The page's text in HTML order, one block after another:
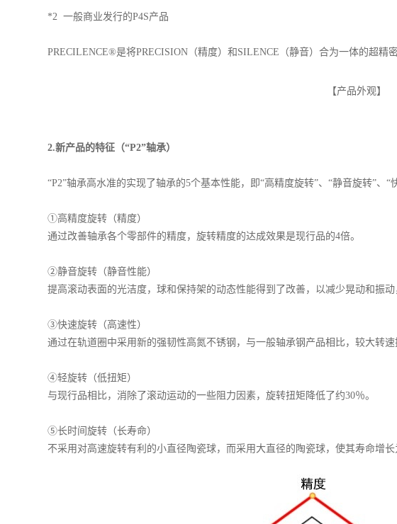
*2 一般商业发行的P4S产品
PRECILENCE®是将PRECISION（精度）和SILENCE（静音）合为一体的超精
【产品外观】
2.新产品的特征（“P2”轴承）
“P2”轴承高水准的实现了轴承的5个基本性能，即“高精度旋转”、“静音旋转”、“
①高精度旋转（精度）
通过改善轴承各个零部件的精度，旋转精度的达成效果是现行品的4倍。
②静音旋转（静音性能）
提高滚动表面的光洁度，球和保持架的动态性能得到了改善，以减少晃动和振动
③快速旋转（高速性）
通过在轨道圈中采用新的强韧性高氮不锈钢，与一般轴承钢产品相比，较大转速
④轻旋转（低扭矩）
与现行品相比，消除了滚动运动的一些阻力因素，旋转扭矩降低了约30％。
⑤长时间旋转（长寿命）
不采用对高速旋转有利的小直径陶瓷球，而采用大直径的陶瓷球，使其寿命增长